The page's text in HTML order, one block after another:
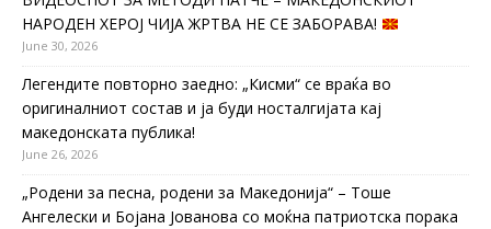
НАРОДЕН ХЕРОЈ ЧИЈА ЖРТВА НЕ СЕ ЗАБОРАВА!
June 30, 2026
Легендите повторно заедно: „Кисми“ се враќа во
оригиналниот состав и ја буди носталгијата кај
македонската публика!
June 26, 2026
„Родени за песна, родени за Македонија“ – Тоше
Ангелески и Бојана Јованова со моќна патриотска порака